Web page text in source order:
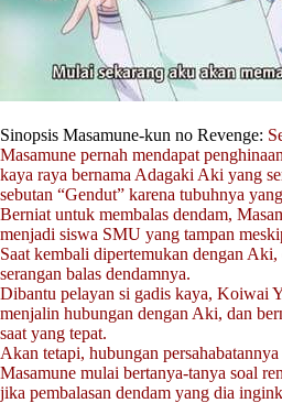
Sinopsis Masamune-kun no Revenge:
Masamune pernah mendapat
kaya raya bernama Adagaki Aki yang
sebutan “Gendut” karena tubuhnya
Berniat untuk membalas dendam,
menjadi siswa SMU yang tampan
Saat kembali dipertemukan dengan
serangan balas dendamnya.
Dibantu pelayan si gadis kaya, Koiwai
menjalin hubungan dengan Aki, dan
saat yang tepat.
Akan tetapi, hubungan
Masamune mulai bertanya-tanya soal
jika pembalasan dendam yang dia